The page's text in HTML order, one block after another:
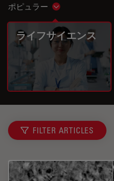
ポピュラー Show subnavigation
ライフサイエンス
FILTER ARTICLES